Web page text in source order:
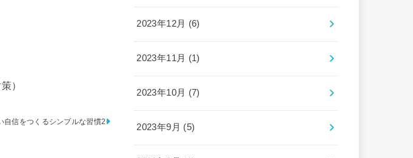
）
自信をつくるシンプルな習慣2
2023年12月 (6)
2023年11月 (1)
2023年10月 (7)
2023年9月 (5)